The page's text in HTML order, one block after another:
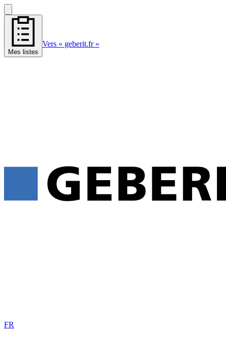
Mes listes
Vers « geberit.fr »
FR